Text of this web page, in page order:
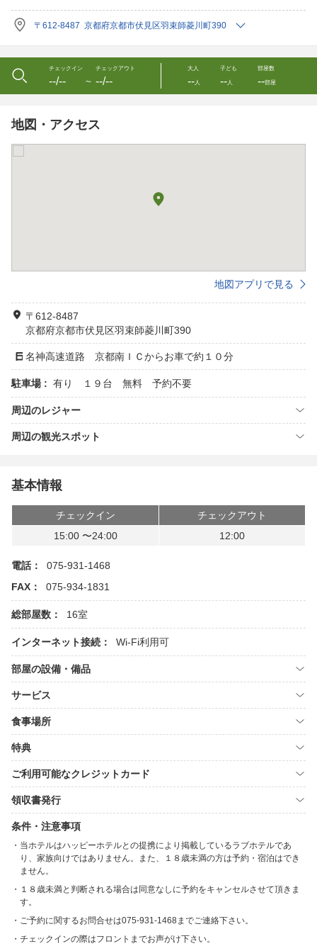
〒612-8487 京都府京都市伏見区羽束師菱川町390
チェックイン
--/-- 〜
チェックアウト
--/--
大人
--人
子ども
--人
部屋数
--部屋
地図・アクセス
地図アプリで見る
〒612-8487
京都府京都市伏見区羽束師菱川町390
名神高速道路 京都南ＩＣからお車で約１０分
駐車場 : 有り １９台 無料 予約不要
周辺のレジャー
周辺の観光スポット
基本情報
チェックイン
チェックアウト
15:00 〜24:00
12:00
電話：
075-931-1468
FAX：
075-934-1831
総部屋数： 16室
インターネット接続： Wi-Fi利用可
部屋の設備・備品
サービス
食事場所
特典
ご利用可能なクレジットカード
領収書発行
条件・注意事項
当ホテルはハッピーホテルとの提携により掲載しているラブホテルであ
り、家族向けではありません。また、１８歳未満の方は予約・宿泊はでき
ません。
１８歳未満と判断される場合は同意なしに予約をキャンセルさせて頂きま
す。
ご予約に関するお問合せは075-931-1468までご連絡下さい。
チェックインの際はフロントまでお声がけ下さい。